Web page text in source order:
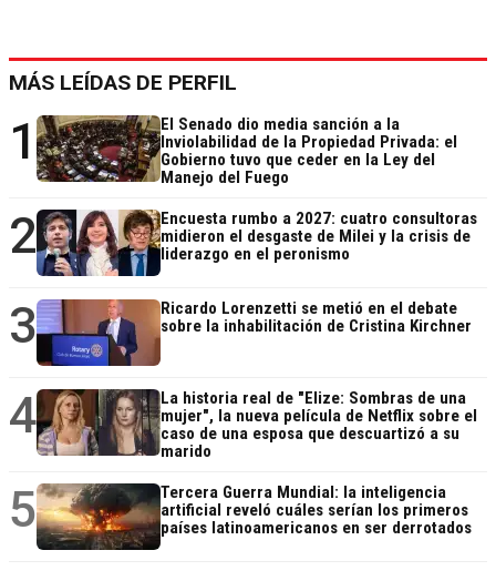
MÁS LEÍDAS DE PERFIL
1
El Senado dio media sanción a la
Inviolabilidad de la Propiedad Privada: el
Gobierno tuvo que ceder en la Ley del
Manejo del Fuego
2
Encuesta rumbo a 2027: cuatro consultoras
midieron el desgaste de Milei y la crisis de
liderazgo en el peronismo
3
Ricardo Lorenzetti se metió en el debate
sobre la inhabilitación de Cristina Kirchner
4
La historia real de "Elize: Sombras de una
mujer", la nueva película de Netflix sobre el
caso de una esposa que descuartizó a su
marido
5
Tercera Guerra Mundial: la inteligencia
artificial reveló cuáles serían los primeros
países latinoamericanos en ser derrotados